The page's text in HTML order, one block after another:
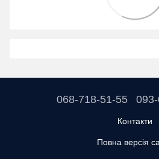
068-718-51-55
Контакти
Повна версія